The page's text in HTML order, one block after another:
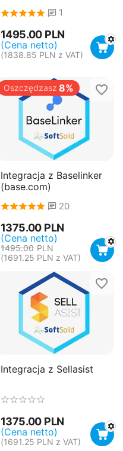
1
1495.00 PLN
(Cena netto)
(1838.85 PLN z VAT)
Oszczędzasz 8%
Integracja z Baselinker
(base.com)
20
1495.00 PLN
1375.00 PLN
(Cena netto)
(1691.25 PLN z VAT)
Integracja z Sellasist
1375.00 PLN
(Cena netto)
(1691.25 PLN z VAT)